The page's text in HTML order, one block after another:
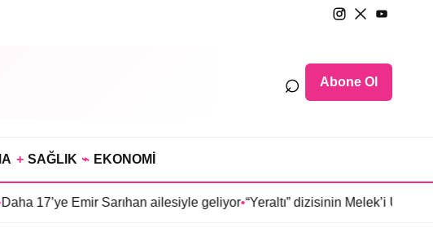
⌕ Abone Ol
+ SAĞLIK ⌁ EKONOMİ
Emir Sarıhan ailesiyle geliyor•“Yeraltı” dizisinin Melek’i Ülkü Hilal